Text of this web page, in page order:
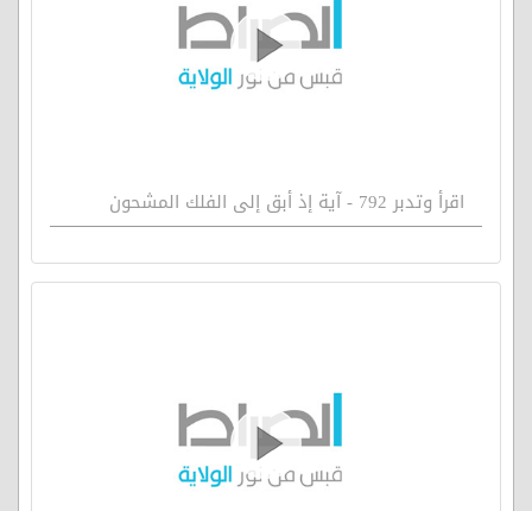
اقرأ وتدبر 792 - آية إذ أبق إلى الفلك المشحون